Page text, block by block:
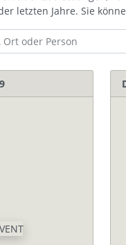
letzten Jahre. Sie